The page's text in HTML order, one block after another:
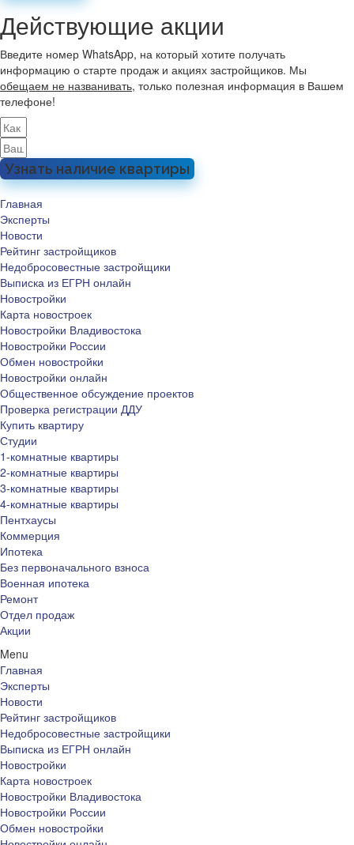
Действующие акции
Введите номер WhatsApp, на который хотите получать
информацию о старте продаж и акциях застройщиков. Мы
обещаем не названивать, только полезная информация в Вашем
телефоне!
Узнать наличие квартиры
Главная
Эксперты
Новости
Рейтинг застройщиков
Недобросовестные застройщики
Выписка из ЕГРН онлайн
Новостройки
Карта новостроек
Новостройки Владивостока
Новостройки России
Обмен новостройки
Новостройки онлайн
Общественное обсуждение проектов
Проверка регистрации ДДУ
Купить квартиру
Студии
1-комнатные квартиры
2-комнатные квартиры
3-комнатные квартиры
4-комнатные квартиры
Пентхаусы
Коммерция
Ипотека
Без первоначального взноса
Военная ипотека
Ремонт
Отдел продаж
Акции
Menu
Главная
Эксперты
Новости
Рейтинг застройщиков
Недобросовестные застройщики
Выписка из ЕГРН онлайн
Новостройки
Карта новостроек
Новостройки Владивостока
Новостройки России
Обмен новостройки